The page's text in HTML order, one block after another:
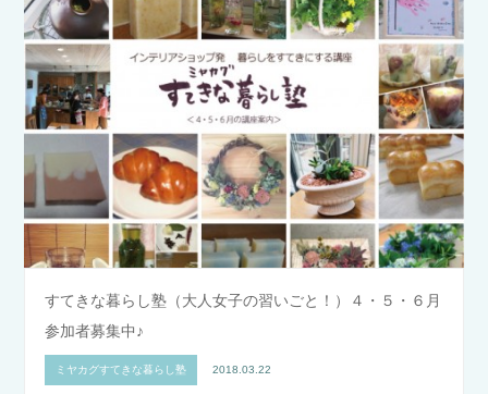
すてきな暮らし塾（大人女子の習いごと！）４・５・６月
参加者募集中♪
ミヤカグすてきな暮らし塾 2018.03.22